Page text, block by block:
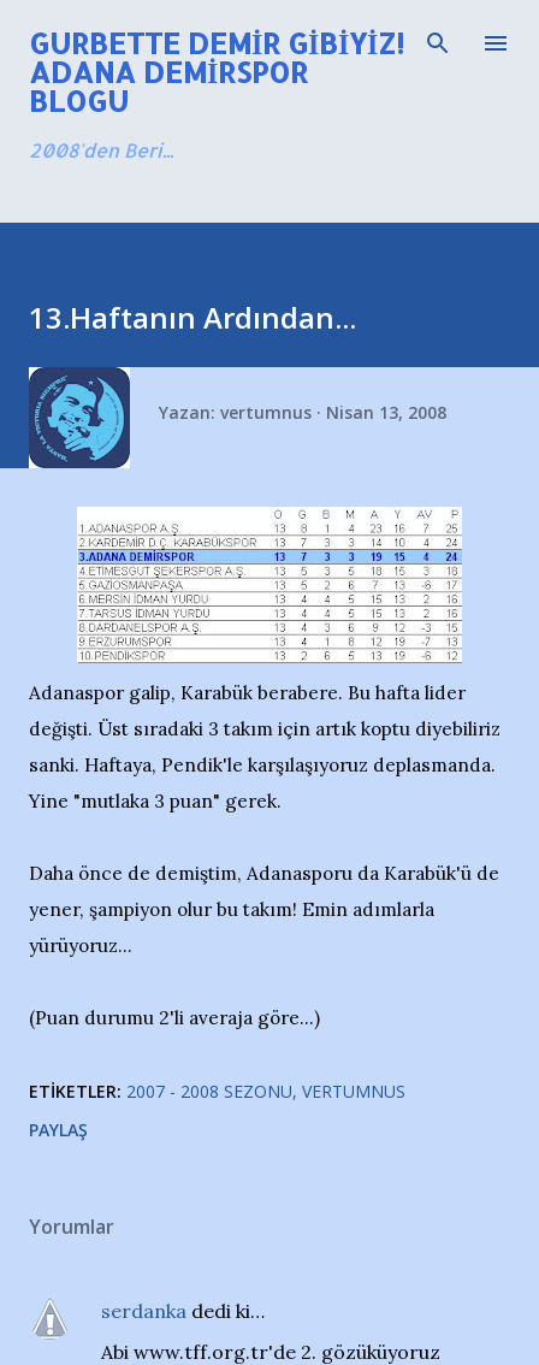
Ana içeriğe atla
GURBETTE DEMIR GIBIYIZ!
ADANA DEMIRSPOR
BLOGU
2008'den Beri...
13.Haftanın Ardından...
Yazan: vertumnus Nisan 13, 2008
Adanaspor galip, Karabük berabere. Bu hafta lider
değişti. Üst sıradaki 3 takım için artık koptu diyebiliriz
sanki. Haftaya, Pendik'le karşılaşıyoruz deplasmanda.
Yine "mutlaka 3 puan" gerek.
Daha önce de demiştim, Adanasporu da Karabük'ü de
yener, şampiyon olur bu takım! Emin adımlarla
yürüyoruz...
(Puan durumu 2'li averaja göre...)
ETIKETLER: 2007 - 2008 SEZONU VERTUMNUS
PAYLAŞ
Yorumlar
serdanka dedi ki…
Abi www.tff.org.tr'de 2. gözüküyoruz